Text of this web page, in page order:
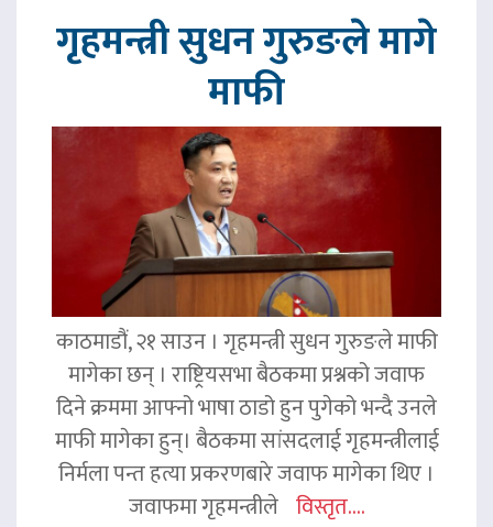
गृहमन्त्री सुधन गुरुङले मागे
माफी
काठमाडौं, २१ साउन । गृहमन्त्री सुधन गुरुङले माफी
मागेका छन् । राष्ट्रियसभा बैठकमा प्रश्नको जवाफ
दिने क्रममा आफ्नो भाषा ठाडो हुन पुगेको भन्दै उनले
माफी मागेका हुन्। बैठकमा सांसदलाई गृहमन्त्रीलाई
निर्मला पन्त हत्या प्रकरणबारे जवाफ मागेका थिए ।
जवाफमा गृहमन्त्रीले विस्तृत....